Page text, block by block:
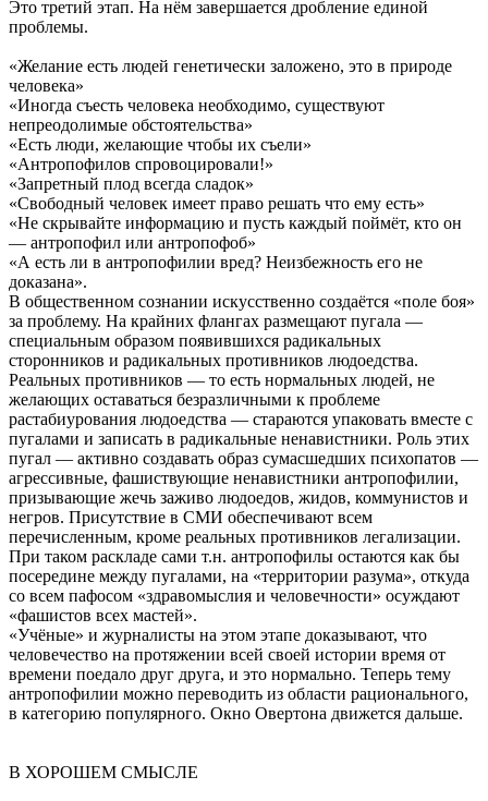
Это третий этап. На нём завершается дробление единой
проблемы.
«Желание есть людей генетически заложено, это в природе
человека»
«Иногда съесть человека необходимо, существуют
непреодолимые обстоятельства»
«Есть люди, желающие чтобы их съели»
«Антропофилов спровоцировали!»
«Запретный плод всегда сладок»
«Свободный человек имеет право решать что ему есть»
«Не скрывайте информацию и пусть каждый поймёт, кто он
— антропофил или антропофоб»
«А есть ли в антропофилии вред? Неизбежность его не
доказана».
В общественном сознании искусственно создаётся «поле боя»
за проблему. На крайних флангах размещают пугала —
специальным образом появившихся радикальных
сторонников и радикальных противников людоедства.
Реальных противников — то есть нормальных людей, не
желающих оставаться безразличными к проблеме
растабиурования людоедства — стараются упаковать вместе с
пугалами и записать в радикальные ненавистники. Роль этих
пугал — активно создавать образ сумасшедших психопатов —
агрессивные, фашиствующие ненавистники антропофилии,
призывающие жечь заживо людоедов, жидов, коммунистов и
негров. Присутствие в СМИ обеспечивают всем
перечисленным, кроме реальных противников легализации.
При таком раскладе сами т.н. антропофилы остаются как бы
посередине между пугалами, на «территории разума», откуда
со всем пафосом «здравомыслия и человечности» осуждают
«фашистов всех мастей».
«Учёные» и журналисты на этом этапе доказывают, что
человечество на протяжении всей своей истории время от
времени поедало друг друга, и это нормально. Теперь тему
антропофилии можно переводить из области рационального,
в категорию популярного. Окно Овертона движется дальше.
В ХОРОШЕМ СМЫСЛЕ